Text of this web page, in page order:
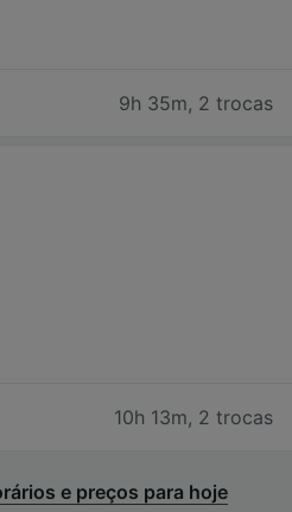
9h 35m, 2 trocas
10h 13m, 2 trocas
e preços para hoje